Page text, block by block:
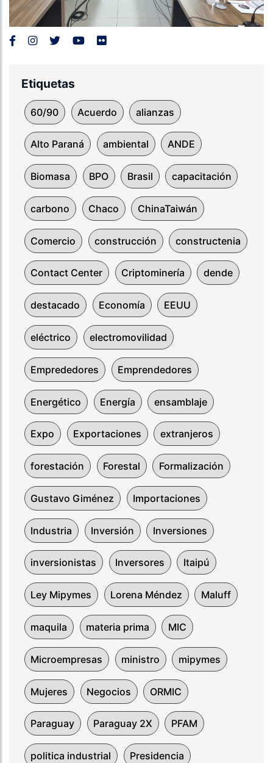
Etiquetas
60/90 Acuerdo alianzas
Alto Paraná ambiental ANDE
Biomasa BPO Brasil capacitación
carbono Chaco ChinaTaiwán
Comercio construcción constructenia
Contact Center Criptominería dende
destacado Economía EEUU
eléctrico electromovilidad
Emprededores Emprendedores
Energético Energía ensamblaje
Expo Exportaciones extranjeros
forestación Forestal Formalización
Gustavo Giménez Importaciones
Industria Inversión Inversiones
inversionistas Inversores Itaipú
Ley Mipymes Lorena Méndez Maluff
maquila materia prima MIC
Microempresas ministro mipymes
Mujeres Negocios ORMIC
Paraguay Paraguay 2X PFAM
politica industrial Presidencia